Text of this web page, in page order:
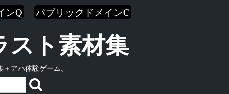
ンQ パブリックドメインC
スト素材集
アハ体験ゲーム。